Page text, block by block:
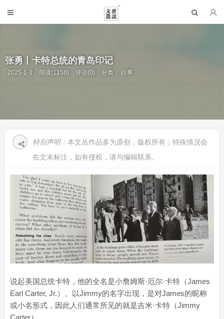
张勇丨卡特总统的青岛印记
2025-1-3 阅读(1158) 评论(0) 分类：往事
特别声明： 本文丛作品多为原创，版权所有；特殊情况会
在文末标注，如有侵权，请与编辑联系。
说起美国总统卡特，他的全名是小詹姆斯·厄尔·卡特（James
Earl Carter, Jr.）。以Jimmy的名字出现，是对James的昵称
或小名形式，因此人们通常所见的就是吉米·卡特（Jimmy
Carter）。